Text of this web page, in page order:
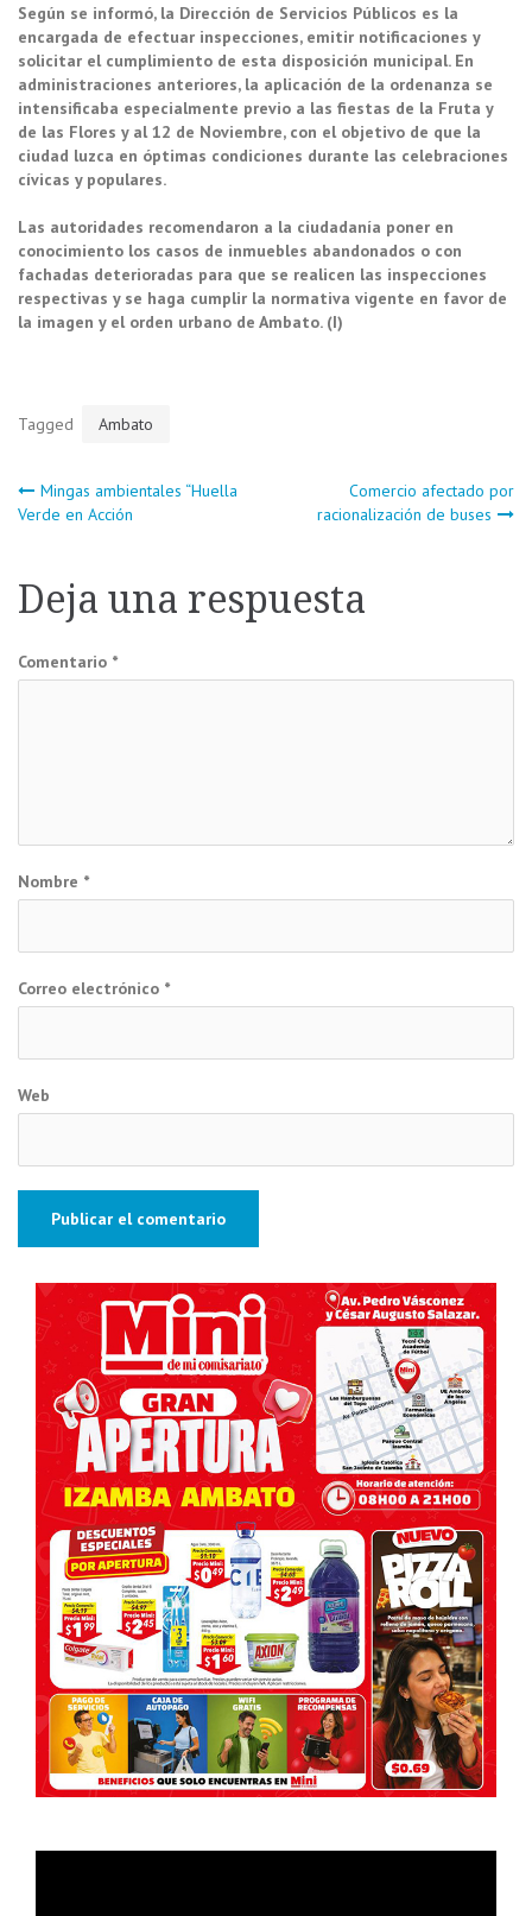
Según se informó, la Dirección de Servicios Públicos es la
encargada de efectuar inspecciones, emitir notificaciones y
solicitar el cumplimiento de esta disposición municipal. En
administraciones anteriores, la aplicación de la ordenanza se
intensificaba especialmente previo a las fiestas de la Fruta y
de las Flores y al 12 de Noviembre, con el objetivo de que la
ciudad luzca en óptimas condiciones durante las celebraciones
cívicas y populares.
Las autoridades recomendaron a la ciudadanía poner en
conocimiento los casos de inmuebles abandonados o con
fachadas deterioradas para que se realicen las inspecciones
respectivas y se haga cumplir la normativa vigente en favor de
la imagen y el orden urbano de Ambato. (I)
Tagged Ambato
Navegación
entradas
Mingas ambientales “Huella
Verde en Acción
Comercio afectado por
racionalización de buses
Deja una respuesta
Comentario *
Nombre *
Correo electrónico *
Web